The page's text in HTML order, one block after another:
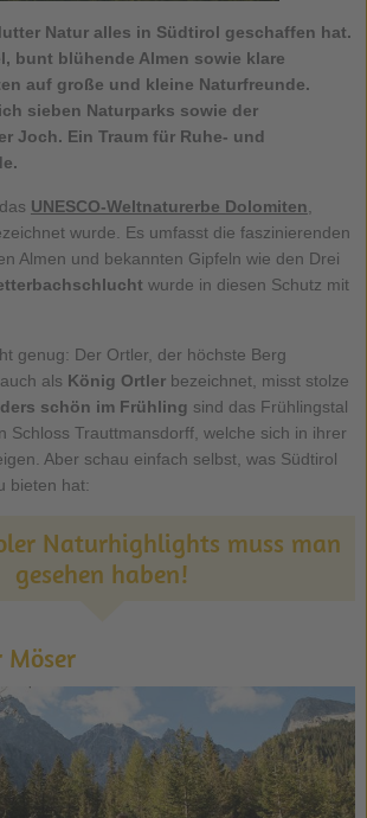
Natur alles in Südtirol geschaffen hat.
bunt blühende Almen sowie klare
auf große und kleine Naturfreunde.
sieben Naturparks sowie der
Joch. Ein Traum für Ruhe- und
UNESCO-Weltnaturerbe Dolomiten
wurde. Es umfasst die faszinierenden
Almen und bekannten Gipfeln wie den Drei
wurde in diesen Schutz mit
genug: Der Ortler, der höchste Berg
als König Ortlerbezeichnet, misst stolze
schön im Frühling sind das Frühlingstal
Schloss Trauttmansdorff, welche sich in ihrer
Aber schau einfach selbst, was Südtirol
bieten hat:
Naturhighlights muss man
gesehen haben!
Möser